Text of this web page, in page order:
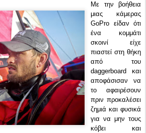
Με την βοήθεια
μιας κάμερας
GoPro είδαν ότι
ένα κομμάτι
σκοινί είχε
πιαστεί στη θήκη
από του
daggerboard και
αποφάσισαν να
το αφαιρέσουν
πριν προκαλέσει
ζημιά και φυσικά
για να μην τους
κόβει και